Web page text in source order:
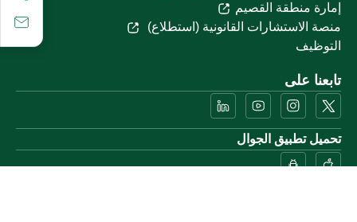
إمارة منطقة القصيم
منصة الاستشارات القانونية (استطلاع)
التوظيف
تابعنا على
تحميل تطبيق الجوال